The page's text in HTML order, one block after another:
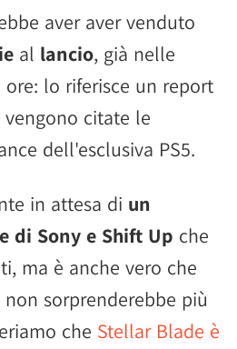
aver aver venduto
al lancio, già nelle
lo riferisce un report
citate le
dell'esclusiva PS5.
in attesa di un
di Sony e Shift Up che
ma è anche vero che
sorprenderebbe più
che Stellar Blade è